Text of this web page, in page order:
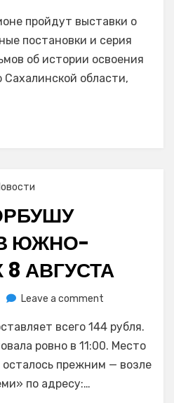
Валерию
Лимаренко
представили
празднования
пройдут выставки о
постановки и серия
об истории освоения
области,
ЮЖНО-
АВГУСТА
Leave a comment
горбушу
привезли
в
всего 144 рубля.
ровно в 11:00. Место
осталось прежним — возле
по адресу:…